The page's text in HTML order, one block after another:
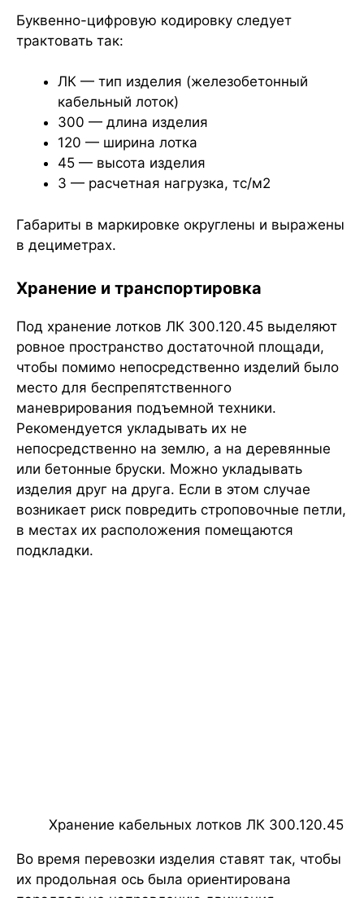
Буквенно-цифровую кодировку следует
трактовать так:
ЛК — тип изделия (железобетонный
кабельный лоток)
300 — длина изделия
120 — ширина лотка
45 — высота изделия
3 — расчетная нагрузка, тс/м2
Габариты в маркировке округлены и выражены
в дециметрах.
Хранение и транспортировка
Под хранение лотков ЛК 300.120.45 выделяют
ровное пространство достаточной площади,
чтобы помимо непосредственно изделий было
место для беспрепятственного
маневрирования подъемной техники.
Рекомендуется укладывать их не
непосредственно на землю, а на деревянные
или бетонные бруски. Можно укладывать
изделия друг на друга. Если в этом случае
возникает риск повредить строповочные петли,
в местах их расположения помещаются
подкладки.
Хранение кабельных лотков ЛК 300.120.45
Во время перевозки изделия ставят так, чтобы
их продольная ось была ориентирована